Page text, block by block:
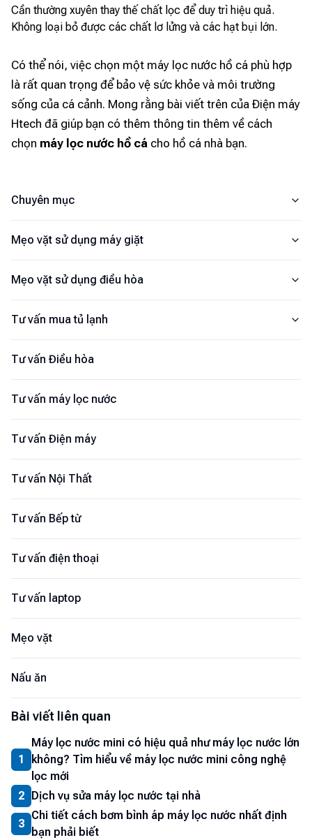
Chuyên mục
Mẹo vặt sử dụng máy giặt
Mẹo vặt sử dụng điều hòa
Tư vấn mua tủ lạnh
Tư vấn Điều hòa
Tư vấn máy lọc nước
Tư vấn Điện máy
Tư vấn Nội Thất
Tư vấn Bếp từ
Tư vấn điện thoại
Tư vấn laptop
Mẹo vặt
Nấu ăn
Cần thường xuyên thay thế chất lọc để duy trì hiệu quả.
Không loại bỏ được các chất lơ lửng và các hạt bụi lớn.
Có thể nói, việc chọn một máy lọc nước hồ cá phù hợp
là rất quan trọng để bảo vệ sức khỏe và môi trường
sống của cá cảnh. Mong rằng bài viết trên của Điện máy
Htech đã giúp bạn có thêm thông tin thêm về cách
chọn máy lọc nước hồ cá cho hồ cá nhà bạn.
Bài viết liên quan
1
Máy lọc nước mini có hiệu quả như máy lọc nước lớn
không? Tìm hiểu về máy lọc nước mini công nghệ
lọc mới
2 Dịch vụ sửa máy lọc nước tại nhà
3
Chi tiết cách bơm bình áp máy lọc nước nhất định
bạn phải biết